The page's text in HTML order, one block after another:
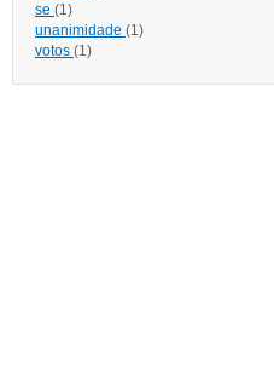
se (1)
unanimidade (1)
votos (1)